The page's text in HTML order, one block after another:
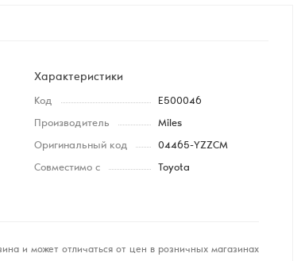
Характеристики
Код E500046
Производитель Miles
Оригинальный код 04465-YZZCM
Совместимо с Toyota
и может отличаться от цен в розничных магазинах